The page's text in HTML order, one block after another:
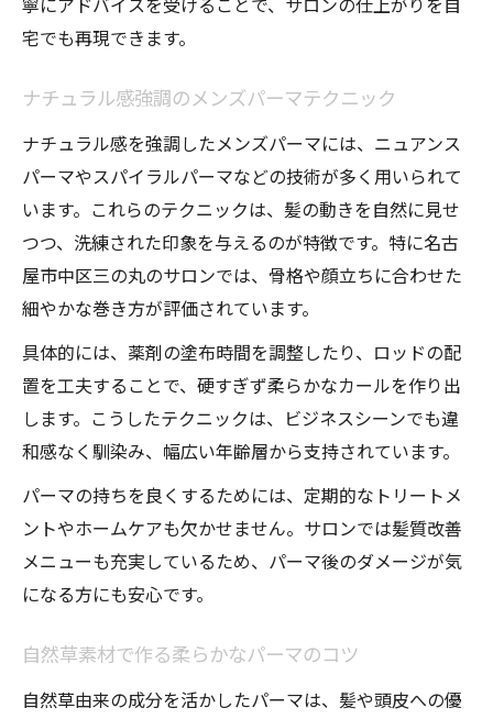
宅でも再現できます。
ナチュラル感強調のメンズパーマテクニック
ナチュラル感を強調したメンズパーマには、ニュアンス
パーマやスパイラルパーマなどの技術が多く用いられて
います。これらのテクニックは、髪の動きを自然に見せ
つつ、洗練された印象を与えるのが特徴です。特に名古
屋市中区三の丸のサロンでは、骨格や顔立ちに合わせた
細やかな巻き方が評価されています。
具体的には、薬剤の塗布時間を調整したり、ロッドの配
置を工夫することで、硬すぎず柔らかなカールを作り出
します。こうしたテクニックは、ビジネスシーンでも違
和感なく馴染み、幅広い年齢層から支持されています。
パーマの持ちを良くするためには、定期的なトリートメ
ントやホームケアも欠かせません。サロンでは髪質改善
メニューも充実しているため、パーマ後のダメージが気
になる方にも安心です。
自然草素材で作る柔らかなパーマのコツ
自然草由来の成分を活かしたパーマは、髪や頭皮への優